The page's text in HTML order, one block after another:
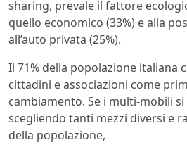
sharing, prevale il fattore
quello economico (33%) e alla
all’auto privata (25%).
Il 71% della popolazione italiana
cittadini e associazioni come
cambiamento. Se i multi-mobili
scegliendo tanti mezzi diversi e
della popolazione,